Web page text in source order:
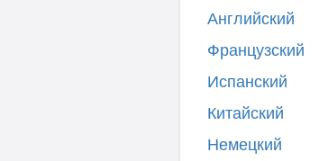
Английский
Французский
Испанский
Китайский
Немецкий